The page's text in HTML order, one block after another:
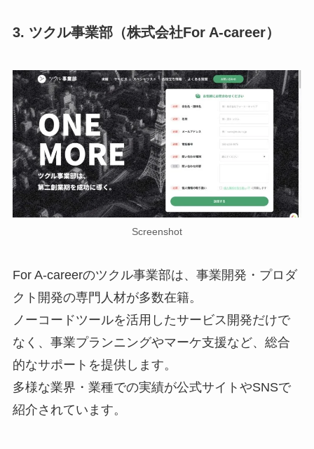
3. ツクル事業部（株式会社For A-career）
Screenshot
For A-careerのツクル事業部は、事業開発・プロダ
クト開発の専門人材が多数在籍。
ノーコードツールを活用したサービス開発だけで
なく、事業プランニングやマーケ支援など、総合
的なサポートを提供します。
多様な業界・業種での実績が公式サイトやSNSで
紹介されています。